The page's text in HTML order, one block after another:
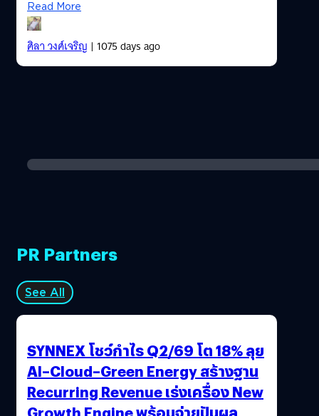
Read More
ศิลา วงศ์เจริญ | 1075 days ago
PR Partners
See All
SYNNEX โชว์กำไร Q2/69 โต 18% ลุย
AI–Cloud–Green Energy สร้างฐาน
Recurring Revenue เร่งเครื่อง New